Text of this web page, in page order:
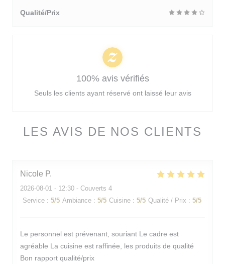
LES AVIS DE NOS CLIENTS
Nicole P
2026-08-01 - 12:30 - Couverts 4
Service : 5/5 Ambiance : 5/5 Cuisine : 5/5 Qualité / Prix : 5/5
Le personnel est prévenant, souriant Le cadre est
agréable La cuisine est raffinée, les produits de qualité
Bon rapport qualité/prix
Qualité/Prix
100% avis vérifiés
Seuls les clients ayant réservé ont laissé leur avis